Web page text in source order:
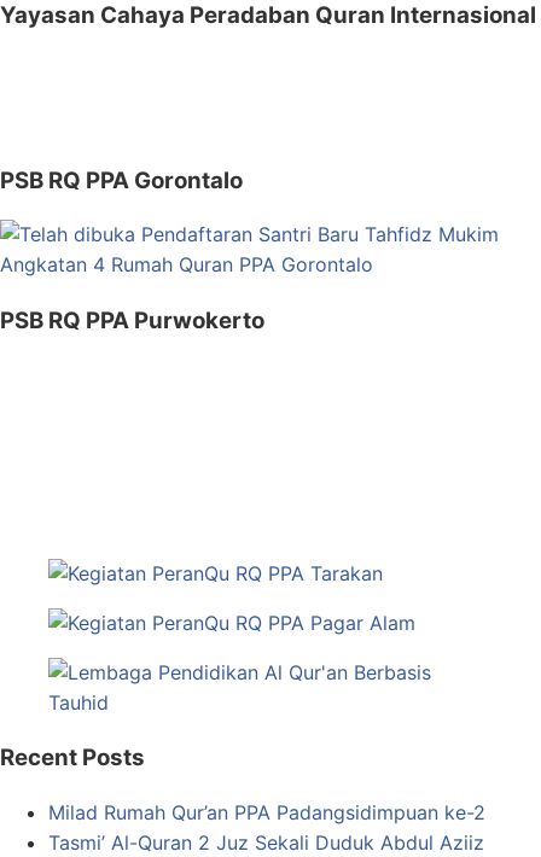
Yayasan Cahaya Peradaban Quran Internasional
PSB RQ PPA Gorontalo
PSB RQ PPA Purwokerto
Recent Posts
Milad Rumah Qur’an PPA Padangsidimpuan ke-2
Tasmi’ Al-Quran 2 Juz Sekali Duduk Abdul Aziiz